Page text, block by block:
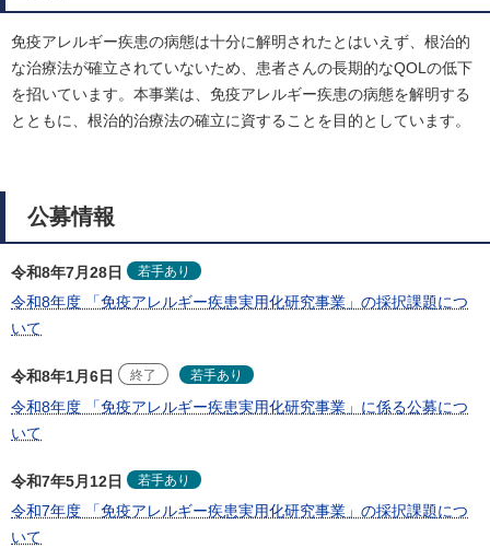
免疫アレルギー疾患の病態は十分に解明されたとはいえず、根治的
な治療法が確立されていないため、患者さんの長期的なQOLの低下
を招いています。本事業は、免疫アレルギー疾患の病態を解明する
とともに、根治的治療法の確立に資することを目的としています。
公募情報
令和8年7月28日 若手あり
令和8年度 「免疫アレルギー疾患実用化研究事業」の採択課題につ
いて
令和8年1月6日 終了 若手あり
令和8年度 「免疫アレルギー疾患実用化研究事業」に係る公募につ
いて
令和7年5月12日 若手あり
令和7年度 「免疫アレルギー疾患実用化研究事業」の採択課題につ
いて